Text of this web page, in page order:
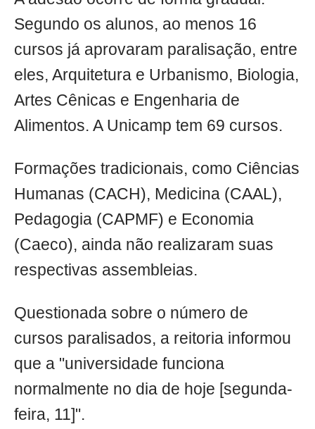
Segundo os alunos, ao menos 16
cursos já aprovaram paralisação, entre
eles, Arquitetura e Urbanismo, Biologia,
Artes Cênicas e Engenharia de
Alimentos. A Unicamp tem 69 cursos.
Formações tradicionais, como Ciências
Humanas (CACH), Medicina (CAAL),
Pedagogia (CAPMF) e Economia
(Caeco), ainda não realizaram suas
respectivas assembleias.
Questionada sobre o número de
cursos paralisados, a reitoria informou
que a "universidade funciona
normalmente no dia de hoje [segunda-
feira, 11]".